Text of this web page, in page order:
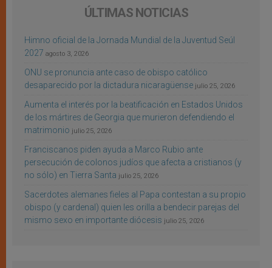
ÚLTIMAS NOTICIAS
Himno oficial de la Jornada Mundial de la Juventud Seúl
2027 agosto 3, 2026
ONU se pronuncia ante caso de obispo católico
desaparecido por la dictadura nicaragüense julio 25, 2026
Aumenta el interés por la beatificación en Estados Unidos
de los mártires de Georgia que murieron defendiendo el
matrimonio julio 25, 2026
Franciscanos piden ayuda a Marco Rubio ante
persecución de colonos judíos que afecta a cristianos (y
no sólo) en Tierra Santa julio 25, 2026
Sacerdotes alemanes fieles al Papa contestan a su propio
obispo (y cardenal) quien les orilla a bendecir parejas del
mismo sexo en importante diócesis julio 25, 2026